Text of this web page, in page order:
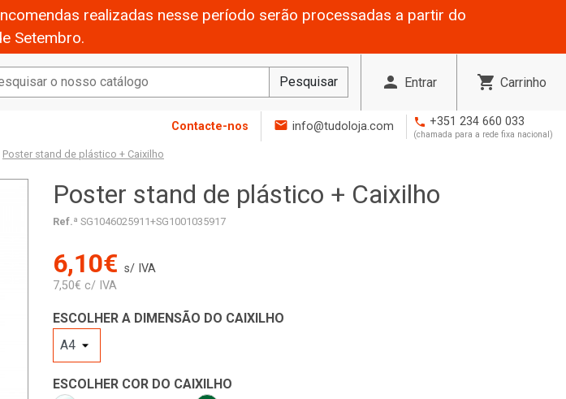
realizadas nesse período serão processadas a partir do
Setembro.
Pesquisar person Entrar shopping_cart Carrinho
Contacte-nos mail info@tudoloja.com phone +351 234 660 033
(chamada para a rede fixa nacional)
Poster stand de plástico + Caixilho
Poster stand de plástico + Caixilho
Ref.ª SG1046025911+SG1001035917
6,10€ s/ IVA
7,50€ c/ IVA
ESCOLHER A DIMENSÃO DO CAIXILHO
ESCOLHER COR DO CAIXILHO